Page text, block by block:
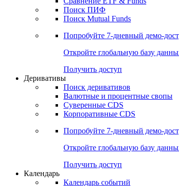
Получить доступ
ETF & Funds
Поиск ETF & Funds
Сравнение ETF & Funds
Поиск ПИФ
Поиск Mutual Funds
Попробуйте7-дневный
Откройте глобальную базу данных
Получить доступ
Деривативы
Поиск деривативов
Валютные и процентные свопы
Суверенные CDS
Корпоративные CDS
Попробуйте7-дневный
Откройте глобальную базу данных